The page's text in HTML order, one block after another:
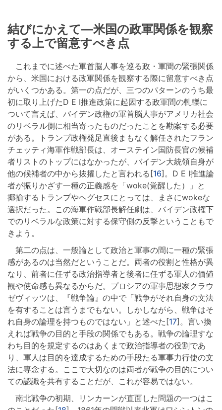
結びにかえて―米国の政軍関係を観察
する上で留意すべき点
これまでに述べた軍首脳人事を巡る政・軍間の緊張関係
から、米国における政軍関係を観察する際に留意すべき点
がいくつかある。第一の点だが、三つのパターンのうち最
初に取り上げたD E I推進政策に起因する政軍間の軋轢に
ついて言えば、バイデン政権の軍首脳人事がアメリカ社会
のリベラル側に相当寄ったものだったことを勘案する必要
がある。トランプ政権発足直後まもなく解任されたフラン
チェッティ海軍作戦部長は、オーステイン国防長官の候補
者リストのトップにはなかったが、バイデン大統領自身が
他の候補者の中から抜擢したと言われる[16]。D E I推進論
者が振りかざす一種の正義感を「woke(覚醒した）」と
揶揄するトランプやヘグセスにとっては、まさにwokeな
選択だった。この海軍作戦部長解任劇は、バイデン政権下
でのリベラルな政策に対する保守側の反撃ということもで
きよう。
第二の点は、一般論として政治と軍事の間に一種の緊張
感があるのは当然だということだ。両者の役割と性格が異
なり、前者に任ずる政治指導者と後者に任ずる軍人の価値
観や使命感も異なるからだ。プロシアの軍事思想家クラウ
ゼヴィッツは、『戦争論』の中で「戦争がそれ自身の文法
を有することは言うまでもない。しかしながら、戦争はそ
れ自身の論理を持つものではない」と述べた[17]。言い換
えれば戦争の目的と手段の関係でもある。戦争の論理すな
わち目的を規定するのはあくまで政治指導者の役割であ
り、軍人は目的を達成するための手段たる軍事力行使の文
法に専念する。ここで大切なのは両者が戦争の目的につい
ての認識を共有することだが、これが容易ではない。
南北戦争の初期、リンカーンが直面した問題の一つはこ